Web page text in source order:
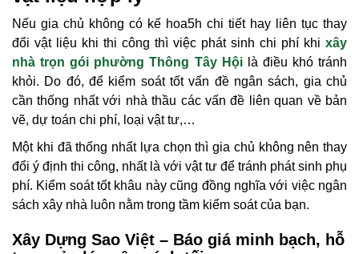
Nếu gia chủ không có kế hoa5h chi tiết hay liên tục thay
đổi vật liệu khi thi công thì việc phát sinh chi phí khi xây
nhà trọn gói phường Thông Tây Hội
là điều khó tránh
khỏi. Do đó, để kiểm soát tốt vấn đề ngân sách, gia chủ
cần thống nhất với nhà thầu các vấn đề liên quan về bản
vẽ, dự toán chi phí, loại vật tư,…
Một khi đã thống nhất lựa chọn thì gia chủ không nên thay
đổi ý định thi công, nhất là với vật tư để tránh phát sinh phụ
phí. Kiểm soát tốt khâu này cũng đồng nghĩa với việc ngân
sách xây nhà luôn nằm trong tầm kiểm soát của bạn.
Xây Dựng Sao Việt – Báo giá minh bạch, hỗ